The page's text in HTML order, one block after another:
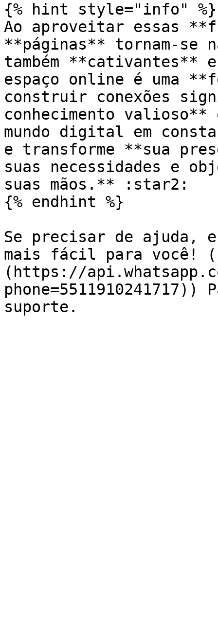
{% hint style="info" %}
Ao aproveitar essas
**páginas** tornam-se
também
espaço online é uma
construir conexões
conhecimento valioso**
mundo digital em
e transforme **sua
suas necessidades e
suas mãos.** :star2:
{% endhint %}
Se precisar de ajuda,
mais fácil para você!
(https://